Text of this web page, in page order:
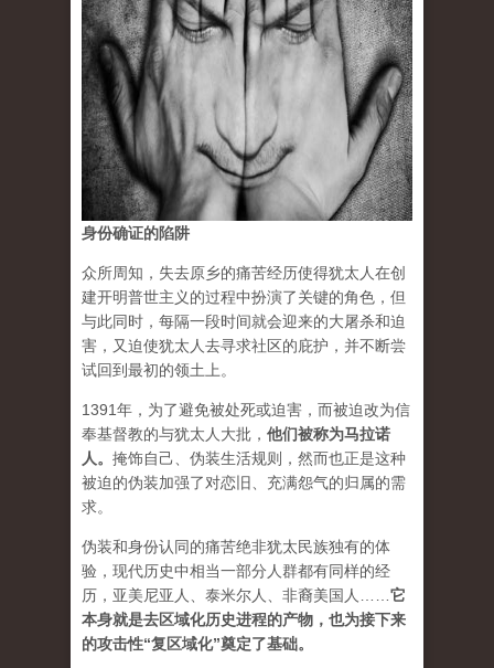
身份确证的陷阱
众所周知，失去原乡的痛苦经历使得犹太人在创
建开明普世主义的过程中扮演了关键的角色，但
与此同时，每隔一段时间就会迎来的大屠杀和迫
害，又迫使犹太人去寻求社区的庇护，并不断尝
试回到最初的领土上。
1391年，为了避免被处死或迫害，而被迫改为信
奉基督教的与犹太人大批， 他们被称为马拉诺
人。 掩饰自己
伪装生活规则，然而也正是这种
被迫的伪装加强了对恋旧、充满怨气的归属的需
求。
伪装和身份认同的痛苦绝非犹太民族独有的体
验，现代历史中相当一部分人群都有同样的经
历，亚美尼亚人、泰米尔人、非裔美国人…… 它
本身就是去区域化历史进程的产物，也为接下来
的攻击性“复区域化”奠定了基础。